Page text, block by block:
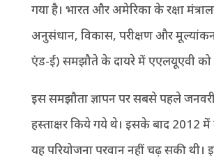
गया है। भारत और अमेरिका के रक्षा
अनुसंधान, विकास, परीक्षण और
एंड-ई) समझौते के दायरे में एएलयूएवी को
इस समझौता ज्ञापन पर सबसे पहले
हस्ताक्षर किये गये थे। इसके बाद 2012 में
यह परियोजना परवान नहीं चढ़ सकी थी।